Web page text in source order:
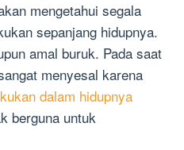
mengetahui segala
sepanjang hidupnya.
amal buruk. Pada saat
menyesal karena
dalam hidupnya
berguna untuk